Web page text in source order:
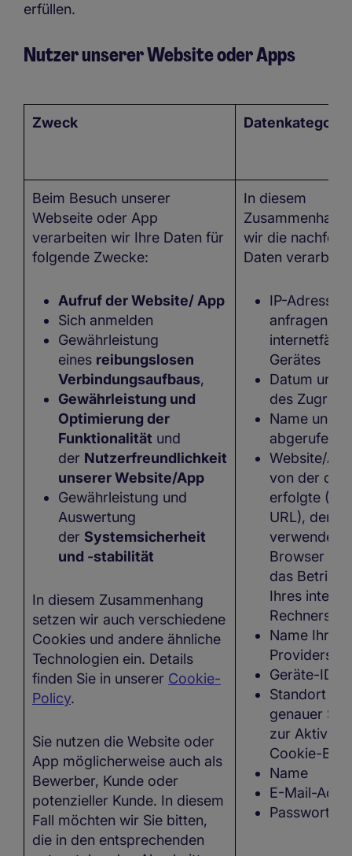
erfüllen.
Nutzer unserer Website oder Apps
Zweck
Beim Besuch unserer
Webseite oder App
verarbeiten wir Ihre Daten für
folgende Zwecke:
Aufruf der Website/ App
Sich anmelden
Gewährleistung
eines reibungslosen
Verbindungsaufbaus,
Gewährleistung und
Optimierung der
Funktionalität und
der Nutzerfreundlichkeit
unserer Website/App
Gewährleistung und
Auswertung
der Systemsicherheit
und -stabilität
In diesem Zusammenhang
setzen wir auch verschiedene
Cookies und andere ähnliche
Technologien ein. Details
finden Sie in unserer Cookie-
Policy.
Sie nutzen die Website oder
App möglicherweise auch als
Bewerber, Kunde oder
potenzieller Kunde. In diesem
Fall möchten wir Sie bitten,
die in den entsprechenden
In diesem
wir die
Daten
IP-Adresse
anfragenden
Gerätes
Datum und
des Zugriffs
Name und
Website/
von der der
erfolgte
URL), der
verwendete
Browser
das
Ihres
Rechners,
Name Ihres
Providers
Geräte-ID
Standort
genauer
zur
Cookie-
Name
E-Mail-
Passwort